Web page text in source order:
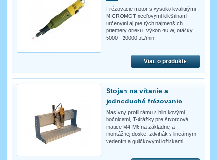
Frézovacie motor s vysoko kvalitnými
MICROMOT oceľovými klieštinami
určenými aj pre tých najmenších
priemery drieku. Výkon 40 W, otáčky
5000 - 20000 ot./min.
Viac o produkte
Stojan na vŕtanie a
jednoduché frézovanie
Masívny profil rámu s hliníkovými
bočnicami, T-drážky pre štvorcové
matice M4-M6 na základnej a
montážnej doske, zdvihák s lineárnym
vedením a guličkovými ložiskami.